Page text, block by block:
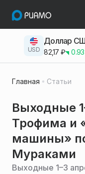
USD
Доллар
82,17 ₽ 0.93
Главная Статьи
Выходные
Трофима и
машины»
Мураками
Выходные 1–3